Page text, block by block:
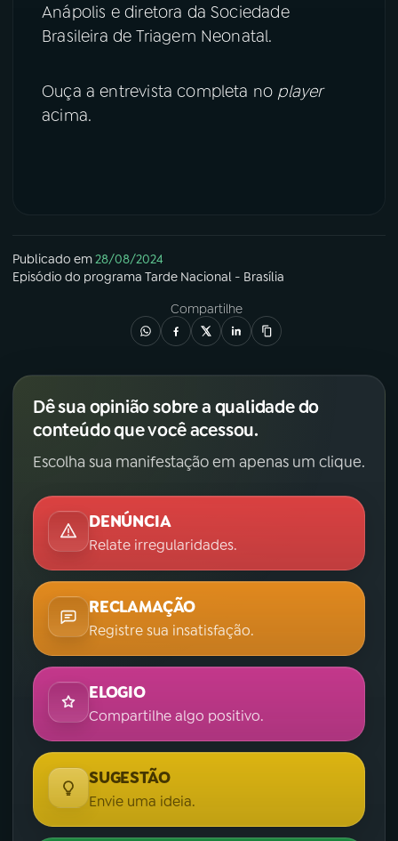
Anápolis e diretora da Sociedade
Brasileira de Triagem Neonatal.
Ouça a entrevista completa no player
acima.
Publicado em28/08/2024
Episódio do programa Tarde Nacional - Brasília
Compartilhe
Dê sua opinião sobre a qualidade do
conteúdo que você acessou.
Escolha sua manifestação em apenas um clique.
DENÚNCIA
Relate irregularidades.
RECLAMAÇÃO
Registre sua insatisfação.
ELOGIO
Compartilhe algo positivo.
SUGESTÃO
Envie uma ideia.